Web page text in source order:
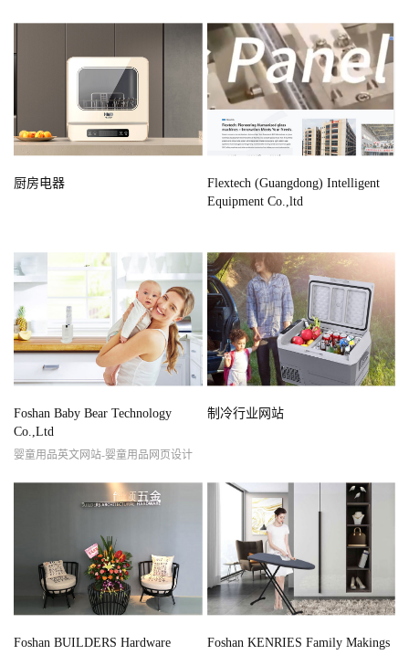
厨房电器
Flextech (Guangdong) Intelligent
Equipment Co.,ltd
Foshan Baby Bear Technology
Co.,Ltd
婴童用品英文网站-婴童用品网页设计
制冷行业网站
Foshan BUILDERS Hardware
Foshan KENRIES Family Makings